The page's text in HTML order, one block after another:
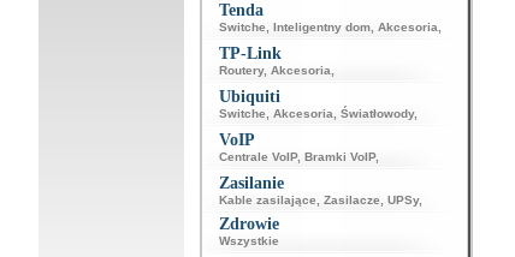
Tenda
Switche Inteligentny dom, Akcesoria
TP-Link
Routery, Akcesoria
Ubiquiti
Switche Akcesoria Światłowody,
VoIP
Centrale VoIP, Bramki VoIP,
Zasilanie
Kable zasilające Zasilacze UPSy,
Zdrowie
Wszystkie